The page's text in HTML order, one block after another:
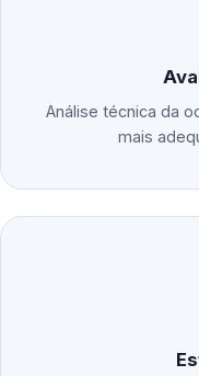
Análise técnica da
mais